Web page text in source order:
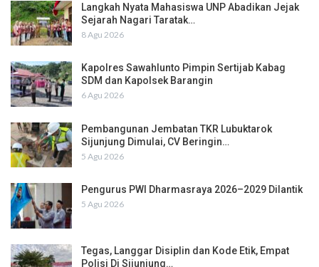
Langkah Nyata Mahasiswa UNP Abadikan Jejak
Sejarah Nagari Taratak…
8 Agu 2026
Kapolres Sawahlunto Pimpin Sertijab Kabag
SDM dan Kapolsek Barangin
6 Agu 2026
Pembangunan Jembatan TKR Lubuktarok
Sijunjung Dimulai, CV Beringin…
5 Agu 2026
Pengurus PWI Dharmasraya 2026–2029 Dilantik
5 Agu 2026
Tegas, Langgar Disiplin dan Kode Etik, Empat
Polisi Di Sijunjung…